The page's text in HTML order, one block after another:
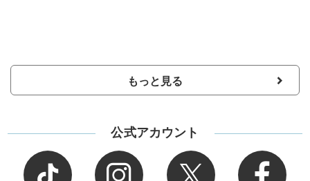
もっと見る
公式アカウント